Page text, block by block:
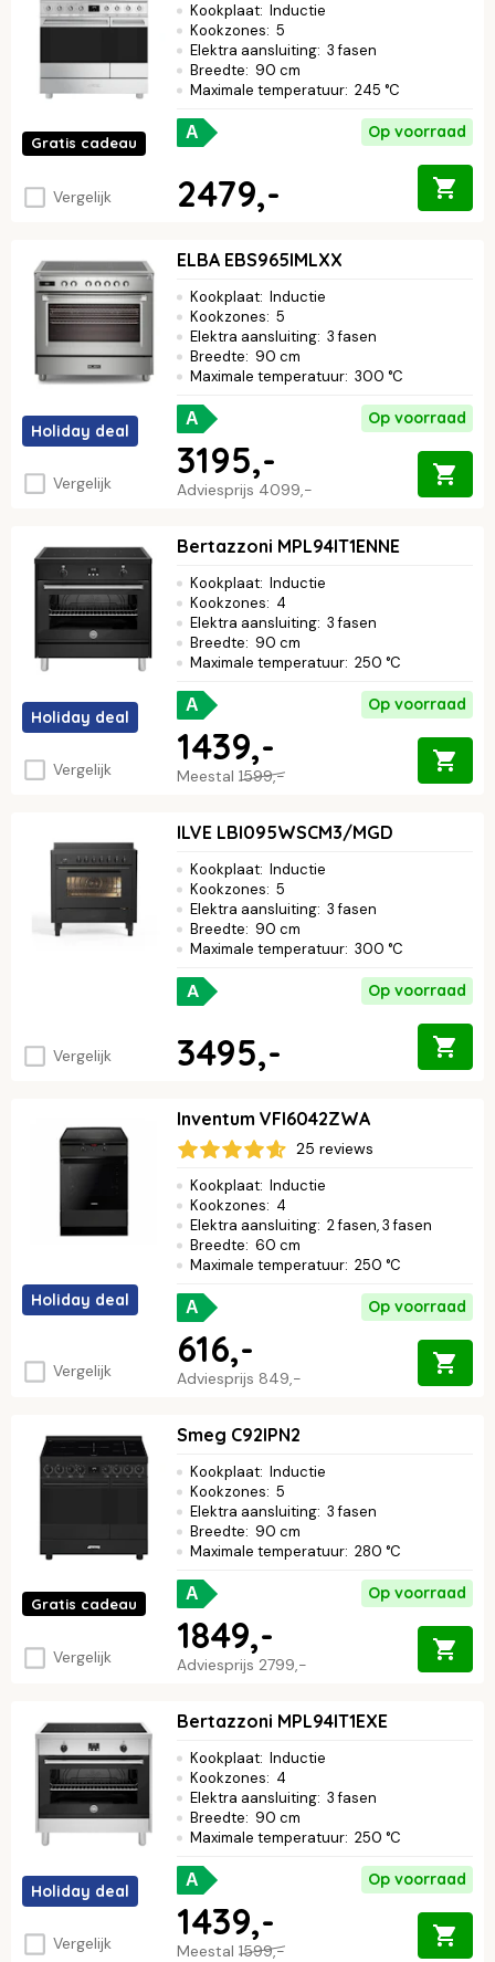
Gratis cadeau
Vergelijk
Kookplaat: Inductie
Kookzones: 5
Elektra aansluiting: 3 fasen
Breedte: 90 cm
Maximale temperatuur: 245 °C
A Op voorraad
2479,-
Holiday deal
Vergelijk
ELBA EBS965IMLXX
Kookplaat: Inductie
Kookzones: 5
Elektra aansluiting: 3 fasen
Breedte: 90 cm
Maximale temperatuur: 300 °C
A Op voorraad
Adviesprijs 4099,-
3195,-
Holiday deal
Vergelijk
Bertazzoni MPL94IT1ENNE
Kookplaat: Inductie
Kookzones: 4
Elektra aansluiting: 3 fasen
Breedte: 90 cm
Maximale temperatuur: 250 °C
A Op voorraad
Meestal 1599,-
1439,-
Vergelijk
ILVE LBI095WSCM3/MGD
Kookplaat: Inductie
Kookzones: 5
Elektra aansluiting: 3 fasen
Breedte: 90 cm
Maximale temperatuur: 300 °C
A Op voorraad
3495,-
Holiday deal
Vergelijk
Inventum VFI6042ZWA
25 reviews
Kookplaat: Inductie
Kookzones: 4
Elektra aansluiting: 2 fasen, 3 fasen
Breedte: 60 cm
Maximale temperatuur: 250 °C
A Op voorraad
Adviesprijs 849,-
616,-
Gratis cadeau
Vergelijk
Smeg C92IPN2
Kookplaat: Inductie
Kookzones: 5
Elektra aansluiting: 3 fasen
Breedte: 90 cm
Maximale temperatuur: 280 °C
A Op voorraad
Adviesprijs 2799,-
1849,-
Holiday deal
Vergelijk
Bertazzoni MPL94IT1EXE
Kookplaat: Inductie
Kookzones: 4
Elektra aansluiting: 3 fasen
Breedte: 90 cm
Maximale temperatuur: 250 °C
A Op voorraad
Meestal 1599,-
1439,-